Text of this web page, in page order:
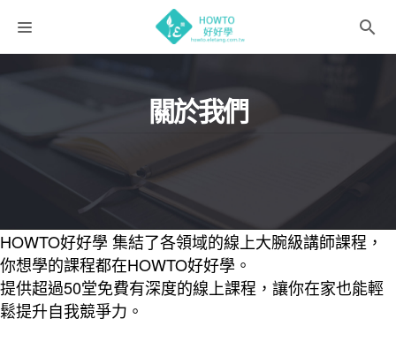
師資團隊
折扣碼
關於我們
HOWTO好好學 集結了各領域的線上大腕級講師課程，
你想學的課程都在HOWTO好好學。
提供超過50堂免費有深度的線上課程，讓你在家也能輕
鬆提升自我競爭力。